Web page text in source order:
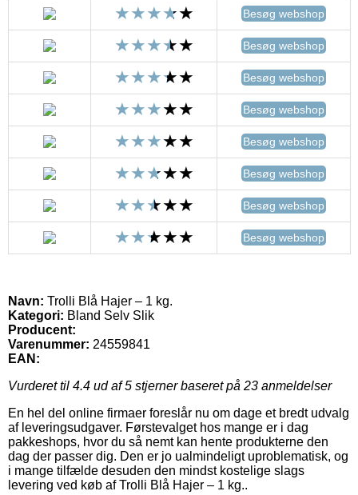
Besøg webshop
Besøg webshop
Besøg webshop
Besøg webshop
Besøg webshop
Besøg webshop
Besøg webshop
Besøg webshop
Navn: Trolli Blå Hajer – 1 kg.
Kategori: Bland Selv Slik
Producent:
Varenummer: 24559841
EAN:
Vurderet til 4.4 ud af 5 stjerner baseret på 23 anmeldelser
En hel del online firmaer foreslår nu om dage et bredt udvalg
af leveringsudgaver. Førstevalget hos mange er i dag
pakkeshops, hvor du så nemt kan hente produkterne den
dag der passer dig. Den er jo ualmindeligt uproblematisk, og
i mange tilfælde desuden den mindst kostelige slags
levering ved køb af Trolli Blå Hajer – 1 kg..